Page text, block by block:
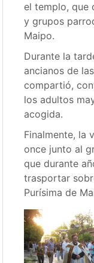
el templo, que
y grupos
Maipo.
Durante la
ancianos de
compartió,
los adultos
acogida.
Finalmente, la
once junto al
que durante
trasportar
Purísima de